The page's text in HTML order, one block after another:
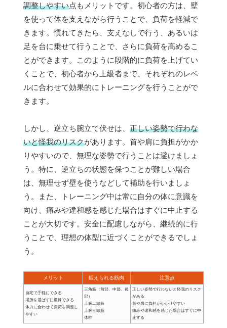
調整しやすい点もメリットです。初心者の方は、壁
を使って体を支えながら行うことで、負荷を軽減で
きます。慣れてきたら、支えなしで行う、あるいは
足を台に乗せて行うことで、さらに負荷を高めるこ
とができます。このように段階的に負荷を上げてい
くことで、初心者から上級者まで、それぞれのレベ
ルに合わせて効果的にトレーニングを行うことがで
きます。
しかし、逆立ち腕立て伏せは、 正しい姿勢で行わな
いと怪我のリスクがあります。首や肩に負担がかか
りやすいので、無理な姿勢で行うことは避けましょ
う。特に、逆立ちの状態を保つことが難しい場合
は、無理せず壁を使うなどして補助を行いましょ
う。また、トレーニング中は常に自分の体に意識を
向け、痛みや違和感を感じた場合はすぐに中止する
ことが大切です。安全に配慮しながら、継続的に行
うことで、理想の体型に近づくことができるでしょ
う。
メリット 鍛えられる筋肉 注意点
自宅で手軽にできる
場所を選ばずに鍛錬できる
体力に合わせて負荷を調整し
やすい
三角筋（前部、中部、後
部）
上腕二頭筋
上腕三頭筋
体幹
正しい姿勢で行わないと怪我のリスク
がある
首や肩に負担がかかりやすい
痛みや違和感を感じた場合はすぐに中
止する